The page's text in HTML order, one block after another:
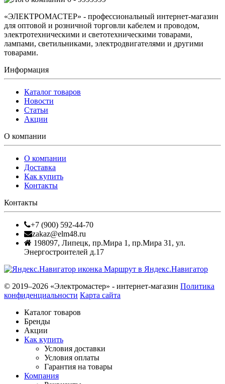
«ЭЛЕКТРОМАСТЕР» - профессиональный интернет-магазин
для оптовой и розничной торговли кабелем и проводом,
электротехническими и светотехническими товарами,
лампами, светильниками, электродвигателями и другими
товарами.
Информация
Каталог товаров
Новости
Статьи
Акции
О компании
О компании
Доставка
Как купить
Контакты
Контакты
+7 (900) 592-44-70
zakaz@elm48.ru
198097, Липецк, пр.Мира 1, пр.Мира 31, ул.
Энергостроителей д.17
Маршрут в Яндекс.Навигатор
© 2019–2026 «Электромастер» - интернет-магазин Политика
конфиденциальности Карта сайта
Каталог товаров
Бренды
Акции
Как купить
Условия доставки
Условия оплаты
Гарантия на товары
Компания